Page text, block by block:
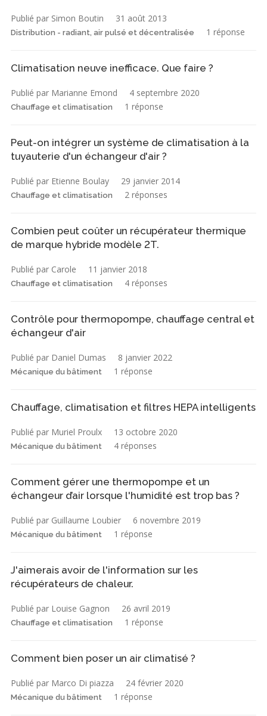
Publié par Simon Boutin 31 août 2013
Distribution - radiant, air pulsé et décentralisée 1 réponse
Climatisation neuve inefficace. Que faire ?
Publié par Marianne Emond 4 septembre 2020
Chauffage et climatisation 1 réponse
Peut-on intégrer un système de climatisation à la
tuyauterie d'un échangeur d'air ?
Publié par Etienne Boulay 29 janvier 2014
Chauffage et climatisation 2 réponses
Combien peut coûter un récupérateur thermique
de marque hybride modèle 2T.
Publié par Carole 11 janvier 2018
Chauffage et climatisation 4 réponses
Contrôle pour thermopompe, chauffage central et
échangeur d'air
Publié par Daniel Dumas 8 janvier 2022
Mécanique du bâtiment 1 réponse
Chauffage, climatisation et filtres HEPA intelligents
Publié par Muriel Proulx 13 octobre 2020
Mécanique du bâtiment 4 réponses
Comment gérer une thermopompe et un
échangeur d’air lorsque l'humidité est trop bas ?
Publié par Guillaume Loubier 6 novembre 2019
Mécanique du bâtiment 1 réponse
J'aimerais avoir de l'information sur les
récupérateurs de chaleur.
Publié par Louise Gagnon 26 avril 2019
Chauffage et climatisation 1 réponse
Comment bien poser un air climatisé ?
Publié par Marco Di piazza 24 février 2020
Mécanique du bâtiment 1 réponse